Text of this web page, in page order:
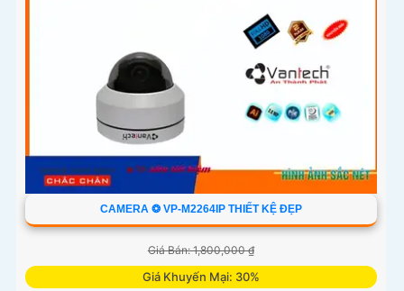
CAMERA ❂ VP-M2264IP THIẾT KỆ ĐẸP
Giá Bán: 1,800,000 ₫
Giá Khuyến Mại: 30%